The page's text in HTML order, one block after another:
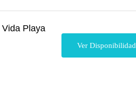
Playa
Ver Disponibilidad